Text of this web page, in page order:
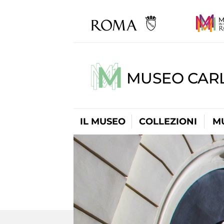
MUSEO
IL MUSEO COLLEZIONI